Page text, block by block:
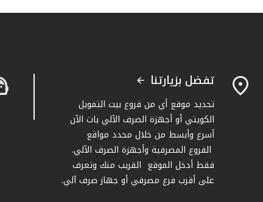
تفضل بزيارتنا
تحديد موقع أي من فروع بيت التمويل
الكويتي أو أجهزة الصرف الآلي بات الآن
أسرع وأبسط من خلال محدد مواقع
الفروع المصرفية وأجهزة الصرف الآلي.
فقط أدخل الموقع القريب منك وتعرف
على أقرب فرع مصرفي أو جهاز صرف آلي.